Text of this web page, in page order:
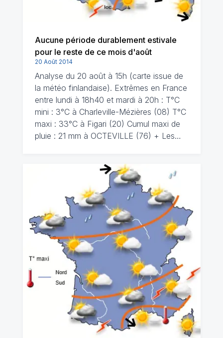
Aucune période durablement estivale
pour le reste de ce mois d'août
20 Août 2014
Analyse du 20 août à 15h (carte issue de
la météo finlandaise). Extrêmes en France
entre lundi à 18h40 et mardi à 20h : T°C
mini : 3°C à Charleville-Mézières (08) T°C
maxi : 33°C à Figari (20) Cumul maxi de
pluie : 21 mm à OCTEVILLE (76) + Les…